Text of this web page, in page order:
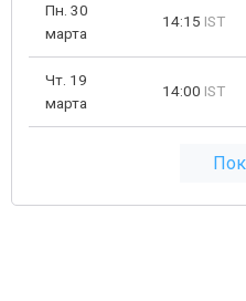
Пн. 30
марта
14:15 IST
Чт. 19
марта
14:00 IST